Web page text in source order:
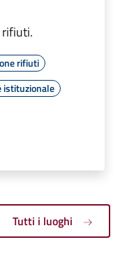
rifiuti
istituzionale
Tutti i luoghi